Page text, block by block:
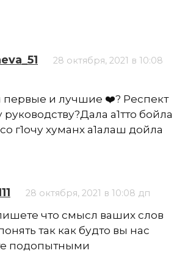
28 октября, 2021 в 10:08
первые и лучшие ❤️? Респект
а1тто бойла
г1очу хуманх а1алаш дойла
28 октября, 2021 в 10:08 дп
что смысл ваших слов
так как будто вы нас
подопытными